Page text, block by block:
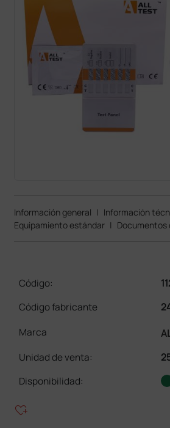
Información general | Información
Equipamiento estándar | Documentos
Código:
Código fabricante
Marca
Unidad de venta:
Disponibilidad:
heart_plus